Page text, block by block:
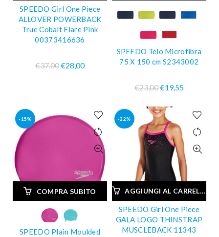
SPEEDO Girl One Piece
ALLOVER POWERBACK
True Cobalt Flare Pink
00373416636
€37,00€28,00
SPEEDO Telo Microfibra
75 X 150 cm S2343002
€23,00€19,55
-15%
COMPRA SUBITO
SPEEDO Plain Moulded
-22%
AGGIUNGI AL CARRELLO
SPEEDO Girl One Piece
GALA LOGO THINSTRAP
MUSCLEBACK 11343